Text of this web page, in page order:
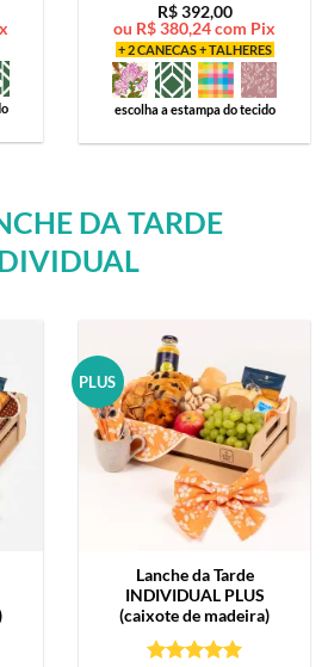
Avaliação5
de 5
R$392,00
ou R$380,24com Pix
+ 2 CANECAS + TALHERES
escolha a estampa do tecido
DA TARDE
PLUS
Lanche da Tarde
INDIVIDUAL PLUS
(caixote de madeira)